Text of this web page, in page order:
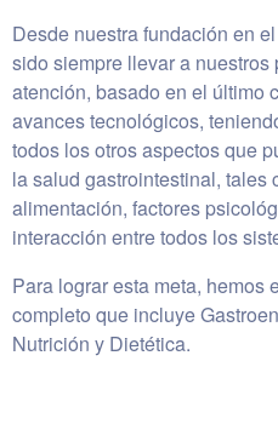
Desde nuestra fundación en
sido siempre llevar a
atención, basado en el último
avances tecnológicos,
todos los otros aspectos que
la salud gastrointestinal, tales
alimentación, factores
interacción entre todos los
Para lograr esta meta, hemos
completo que incluye
Nutrición y Dietética.